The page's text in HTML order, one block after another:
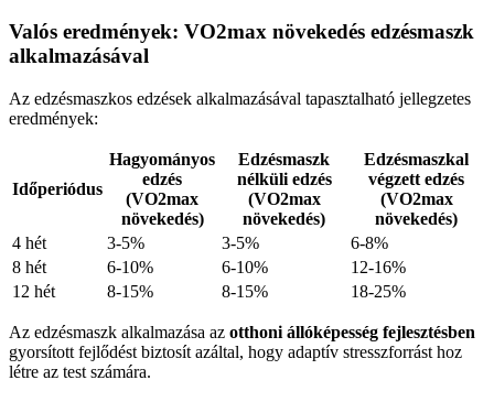
Valós eredmények: VO2max növekedés edzésmaszk
alkalmazásával
Az edzésmaszkos edzések alkalmazásával tapasztalható jellegzetes
eredmények:
Időperiódus
Hagyományos
edzés
(VO2max
növekedés)
Edzésmaszk
nélküli edzés
(VO2max
növekedés)
Edzésmaszkal
végzett edzés
(VO2max
növekedés)
4 hét
3-5% 3-5%
6-8%
8 hét
6-10% 6-10%
12-16%
12 hét
8-15% 8-15% 18-25%
Az edzésmaszk alkalmazása az otthoni állóképesség fejlesztésben
gyorsított fejlődést biztosít azáltal, hogy adaptív stresszforrást hoz
létre az test számára.